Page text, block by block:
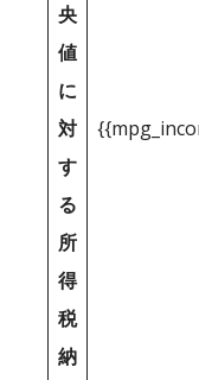
央
値
に
対
す
る
所
得
税
納